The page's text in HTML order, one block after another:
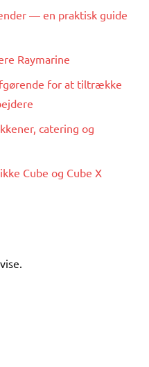
— en praktisk guide
Raymarine
for at tiltrække
catering og
Cube og Cube X